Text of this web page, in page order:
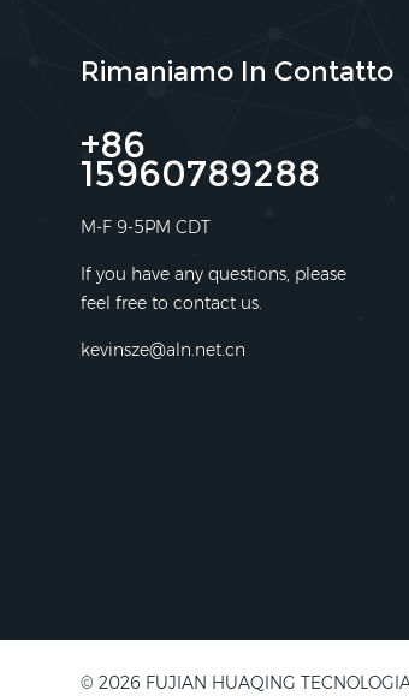
Rimaniamo In Contatto
+86
15960789288
M-F 9-5PM CDT
If you have any questions, please
feel free to contact us.
kevinsze@aln.net.cn
© 2026 FUJIAN HUAQING